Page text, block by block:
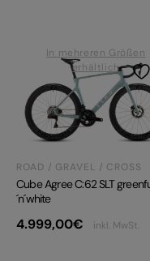
In mehreren Größen
erhältlich
ROAD / GRAVEL / CROSS
Cube Agree C:62 SLT
´n´white
4.999,00€ inkl. MwSt.